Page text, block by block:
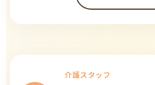
介護スタッフ